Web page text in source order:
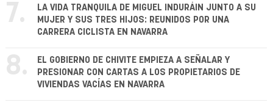
7.
LA VIDA TRANQUILA DE MIGUEL INDURÁIN JUNTO A SU
MUJER Y SUS TRES HIJOS: REUNIDOS POR UNA
CARRERA CICLISTA EN NAVARRA
8.
EL GOBIERNO DE CHIVITE EMPIEZA A SEÑALAR Y
PRESIONAR CON CARTAS A LOS PROPIETARIOS DE
VIVIENDAS VACÍAS EN NAVARRA